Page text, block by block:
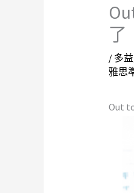
了
/ 多
雅思
Out